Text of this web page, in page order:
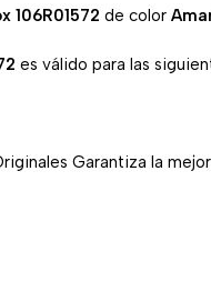
106R01572 de color
es válido para las
Garantiza la